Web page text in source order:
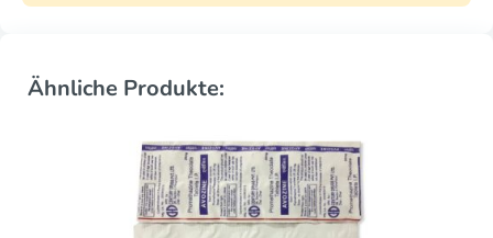
Ähnliche Produkte: